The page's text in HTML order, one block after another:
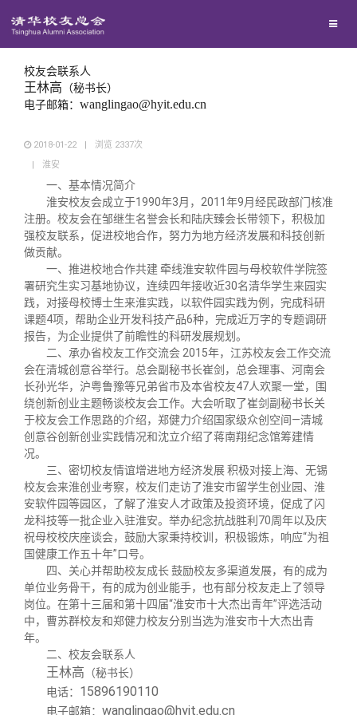
捐赠新闻
捐赠纪事
捐赠方法
义工计划
《清华校友通讯》
《水木清华》
我要订阅
新媒体平台
百年清华
清华人物
清华故事
青春风采
校友文苑
校友视界
校友服务
终身学习
信息化服务
三创大赛
校友总会
总会简介
会长致辞
理事会名单
制度法规
联系我们
关闭
校友会联系人
王林高 （秘书长）
电子邮箱： wanglingao@hyit.edu.cn
2018-01-22 | 浏览 2337次
|
淮安
一、基本情况简介
淮安校友会成立于1990年3月，2011年9月经民政部门核准
注册。校友会在邹继生名誉会长和陆庆臻会长带领下，积极加
强校友联系，促进校地合作，努力为地方经济发展和科技创新
做贡献。
一、推进校地合作共建 牵线淮安软件园与母校软件学院签
署研究生实习基地协议，连续四年接收近30名清华学生来园实
践，对接母校博士生来淮实践，以软件园实践为例，完成科研
课题4项，帮助企业开发科技产品6种，完成近万字的专题调研
报告，为企业提供了前瞻性的科研发展规划。
二、承办省校友工作交流会 2015年，江苏校友会工作交流
会在清城创意谷举行。总会副秘书长崔剑，总会理事、河南会
长孙光华，沪粤鲁豫等兄弟省市及本省校友47人欢聚一堂，围
绕创新创业主题畅谈校友会工作。大会听取了崔剑副秘书长关
于校友会工作思路的介绍，郑健力介绍国家级众创空间—清城
创意谷创新创业实践情况和沈立介绍了蒋南翔纪念馆筹建情
况。
三、密切校友情谊增进地方经济发展 积极对接上海、无锡
校友会来淮创业考察，校友们走访了淮安市留学生创业园、淮
安软件园等园区，了解了淮安人才政策及投资环境，促成了闪
龙科技等一批企业入驻淮安。举办纪念抗战胜利70周年以及庆
祝母校校庆座谈会，鼓励大家秉持校训，积极锻炼，响应“为祖
国健康工作五十年”口号。
四、关心并帮助校友成长 鼓励校友多渠道发展，有的成为
单位业务骨干，有的成为创业能手，也有部分校友走上了领导
岗位。在第十三届和第十四届“淮安市十大杰出青年”评选活动
中，曹苏群校友和郑健力校友分别当选为淮安市十大杰出青
年。
二、校友会联系人
王林高 （秘书长）
电话： 15896190110
电子邮箱： wanglingao@hyit.edu.cn